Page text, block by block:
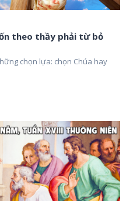
theo thầy phải từ bỏ
chọn lựa: chọn Chúa hay